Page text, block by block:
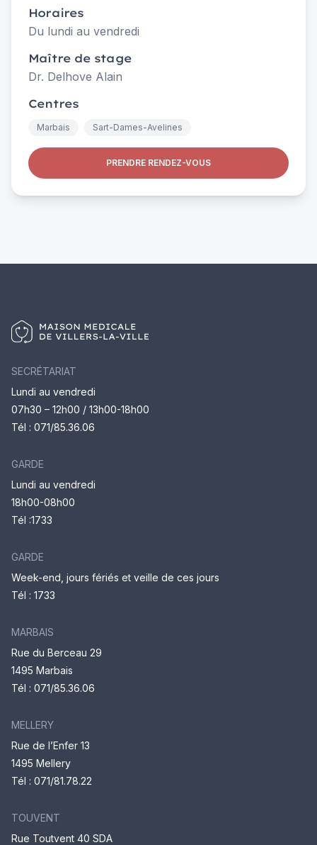
Horaires
Du lundi au vendredi
Maître de stage
Dr. Delhove Alain
Centres
Marbais Sart-Dames-Avelines
PRENDRE RENDEZ-VOUS
SECRÉTARIAT
Lundi au vendredi
07h30 – 12h00 / 13h00-18h00
Tél : 071/85.36.06
GARDE
Lundi au vendredi
18h00-08h00
Tél :1733
GARDE
Week-end, jours fériés et veille de ces jours
Tél : 1733
MARBAIS
Rue du Berceau 29
1495 Marbais
Tél : 071/85.36.06
MELLERY
Rue de l’Enfer 13
1495 Mellery
Tél : 071/81.78.22
TOUVENT
Rue Toutvent 40 SDA